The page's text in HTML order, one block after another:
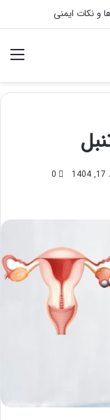
را درمان کنید!
0